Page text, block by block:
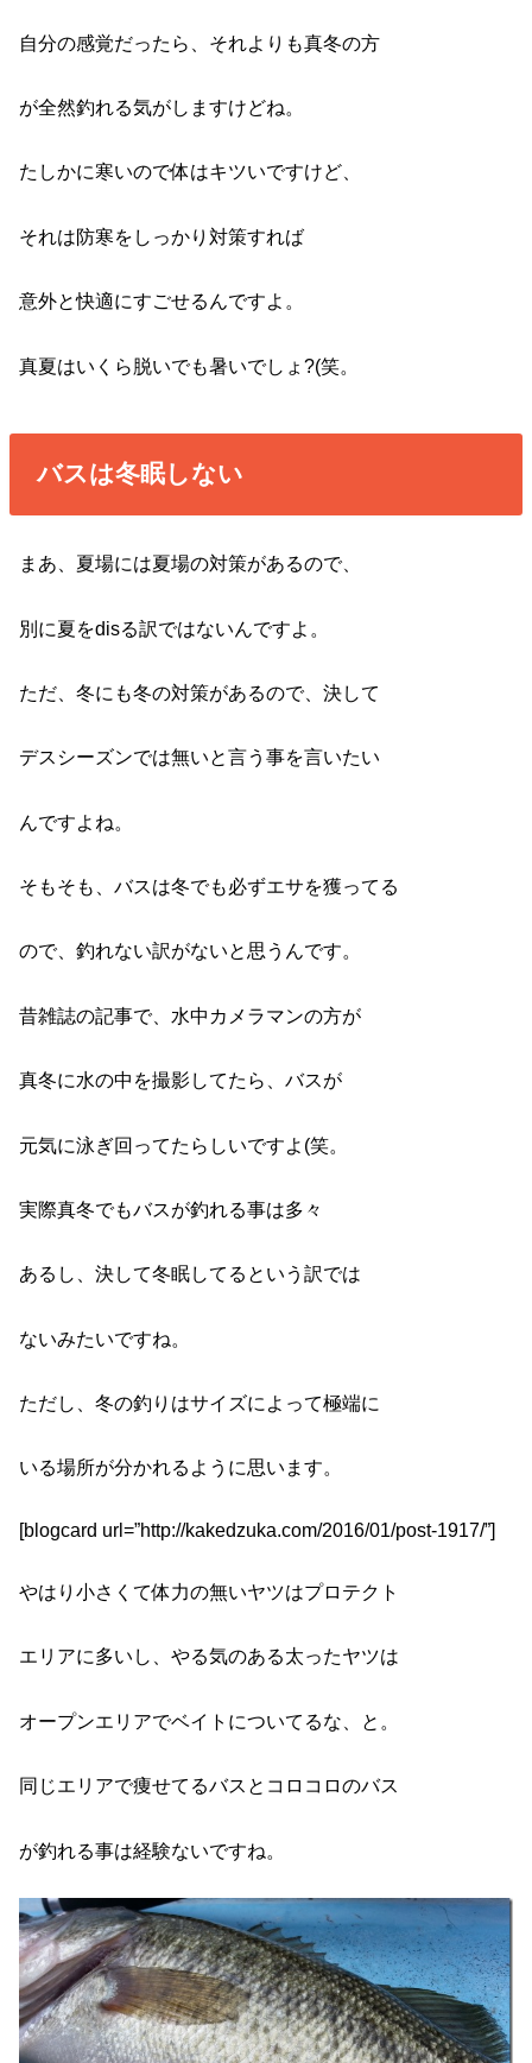
自分の感覚だったら、それよりも真冬の方
が全然釣れる気がしますけどね。
たしかに寒いので体はキツいですけど、
それは防寒をしっかり対策すれば
意外と快適にすごせるんですよ。
真夏はいくら脱いでも暑いでしょ?(笑。
バスは冬眠しない
まあ、夏場には夏場の対策があるので、
別に夏をdisる訳ではないんですよ。
ただ、冬にも冬の対策があるので、決して
デスシーズンでは無いと言う事を言いたい
んですよね。
そもそも、バスは冬でも必ずエサを獲ってる
ので、釣れない訳がないと思うんです。
昔雑誌の記事で、水中カメラマンの方が
真冬に水の中を撮影してたら、バスが
元気に泳ぎ回ってたらしいですよ(笑。
実際真冬でもバスが釣れる事は多々
あるし、決して冬眠してるという訳では
ないみたいですね。
ただし、冬の釣りはサイズによって極端に
いる場所が分かれるように思います。
[blogcard url=”http://kakedzuka.com/2016/01/post-1917/”]
やはり小さくて体力の無いヤツはプロテクト
エリアに多いし、やる気のある太ったヤツは
オープンエリアでベイトについてるな、と。
同じエリアで痩せてるバスとコロコロのバス
が釣れる事は経験ないですね。